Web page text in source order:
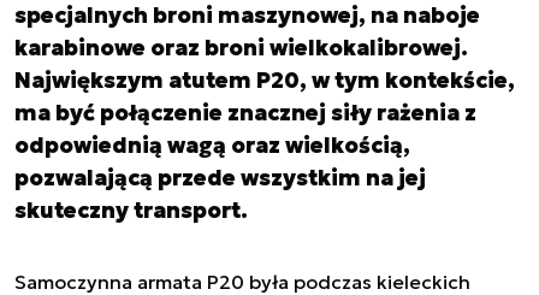
specjalnych broni maszynowej, na naboje
karabinowe oraz broni wielkokalibrowej.
Największym atutem P20, w tym kontekście,
ma być połączenie znacznej siły rażenia z
odpowiednią wagą oraz wielkością,
pozwalającą przede wszystkim na jej
skuteczny transport.
Samoczynna armata P20 była podczas kieleckich